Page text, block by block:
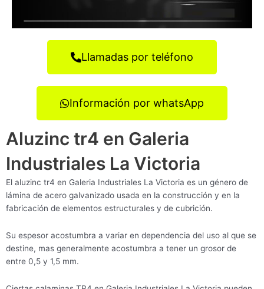
Llamadas por teléfono
Información por whatsApp
Aluzinc tr4 en Galeria
Industriales La Victoria
El aluzinc tr4 en Galeria Industriales La Victoria es un género de
lámina de acero galvanizado usada en la construcción y en la
fabricación de elementos estructurales y de cubrición.
Su espesor acostumbra a variar en dependencia del uso al que se
destine, mas generalmente acostumbra a tener un grosor de
entre 0,5 y 1,5 mm.